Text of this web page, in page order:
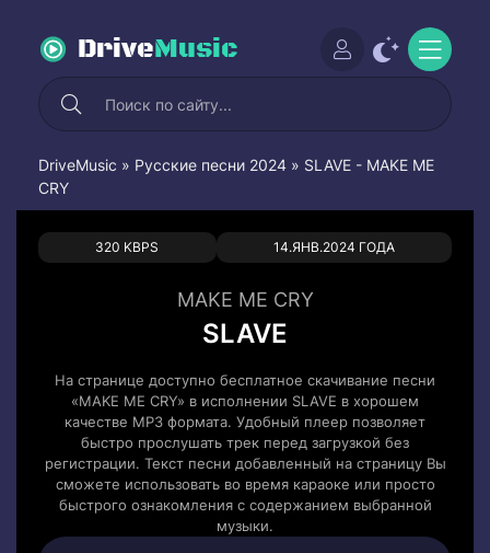
DriveMusic
DriveMusic » Русские песни 2024 » SLAVE - MAKE ME
CRY
320 KBPS 14.ЯНВ.2024 ГОДА
0 0
MAKE ME CRY
SLAVE
На странице доступно бесплатное скачивание песни
«MAKE ME CRY» в исполнении SLAVE в хорошем
качестве MP3 формата. Удобный плеер позволяет
быстро прослушать трек перед загрузкой без
регистрации. Текст песни добавленный на страницу Вы
сможете использовать во время караоке или просто
быстрого ознакомления с содержанием выбранной
музыки.